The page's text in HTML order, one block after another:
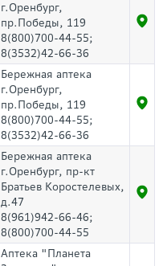
г.Оренбург,
пр.Победы, 119
8(800)700-44-55;
8(3532)42-66-36
Бережная аптека
г.Оренбург,
пр.Победы, 119
8(800)700-44-55;
8(3532)42-66-36
Бережная аптека
г.Оренбург, пр-кт
Братьев Коростелевых,
д.47
8(961)942-66-46;
8(800)700-44-55
Аптека "Планета